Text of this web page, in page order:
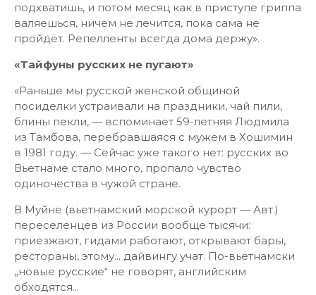
подхватишь, и потом месяц как в приступе гриппа
валяешься, ничем не лечится, пока сама не
пройдёт. Репелленты всегда дома держу».
«Тайфуны русских не пугают»
«Раньше мы русской женской общиной
посиделки устраивали на праздники, чай пили,
блины пекли, — вспоминает 59-летняя Людмила
из Тамбова, перебравшаяся с мужем в Хошимин
в 1981 году. — Сейчас уже такого нет: русских во
Вьетнаме стало много, пропало чувство
одиночества в чужой стране.
В Муйне (вьетнамский морской курорт — Авт.)
переселенцев из России вообще тысячи:
приезжают, гидами работают, открывают бары,
рестораны, этому... дайвингу учат. По-вьетнамски
„новые русские“ не говорят, английским
обходятся...